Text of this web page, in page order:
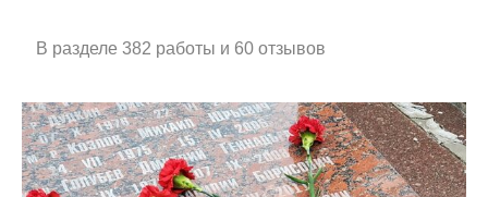
В разделе382 работы и 60 отзывов